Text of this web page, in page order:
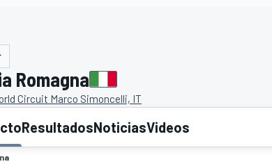
Romagna
Circuit Marco Simoncelli, IT
ResultadosNoticiasVideos